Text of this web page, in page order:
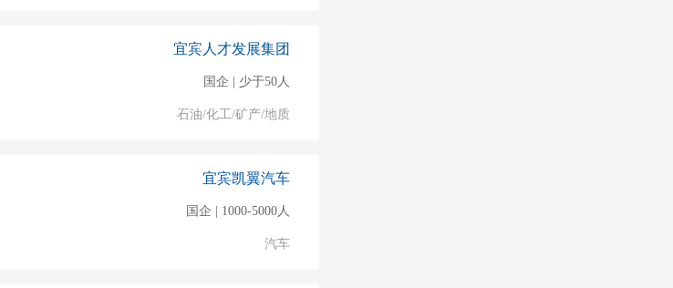
宜宾人才发展集团
国企 | 少于50人
石油/化工/矿产/地质
宜宾凯翼汽车
国企 | 1000-5000人
汽车